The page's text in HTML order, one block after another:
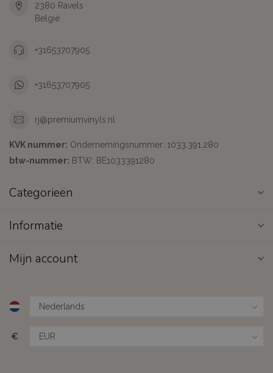
2380 Ravels
België
+31653707905
+31653707905
rj@premiumvinyls.nl
KVK nummer: Ondernemingsnummer: 1033.391.280
btw-nummer: BTW: BE1033391280
Categorieën
Informatie
Mijn account
€